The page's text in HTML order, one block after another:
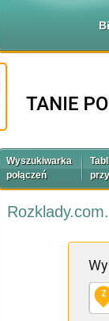
Wyszukiwarka
połączeń
Z